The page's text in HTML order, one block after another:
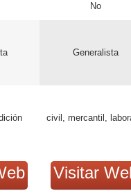
No
Generalista
civil, mercantil,
Visitar